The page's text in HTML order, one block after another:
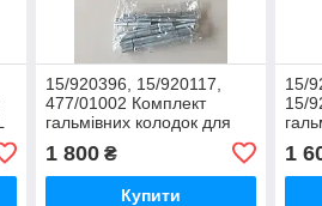
15/920396, 15/920117,
477/01002 Комплект
гальмівних колодок для
телескопічного
навантажувача JCB
1 800₴
Купити
15/
15/
1